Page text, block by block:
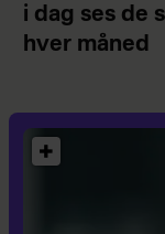
i dag ses de
hver måned